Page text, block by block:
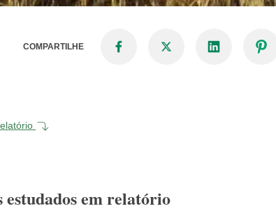
COMPARTILHE
estudados em relatório